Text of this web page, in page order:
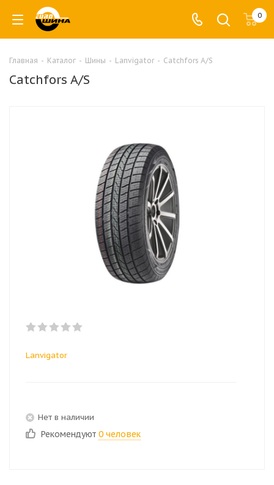
0
Главная - Каталог - Шины - Lanvigator - Catchfors A/S
Catchfors A/S
Lanvigator
Нет в наличии
Рекомендуют 0 человек